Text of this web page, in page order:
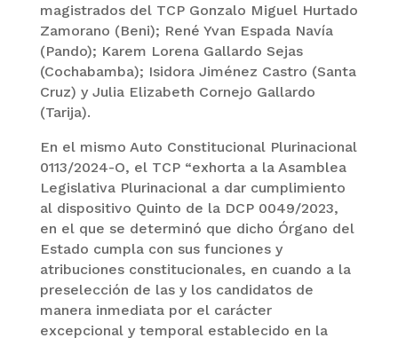
magistrados del TCP Gonzalo Miguel Hurtado
Zamorano (Beni); René Yvan Espada Navía
(Pando); Karem Lorena Gallardo Sejas
(Cochabamba); Isidora Jiménez Castro (Santa
Cruz) y Julia Elizabeth Cornejo Gallardo
(Tarija).
En el mismo Auto Constitucional Plurinacional
0113/2024-O, el TCP “exhorta a la Asamblea
Legislativa Plurinacional a dar cumplimiento
al dispositivo Quinto de la DCP 0049/2023,
en el que se determinó que dicho Órgano del
Estado cumpla con sus funciones y
atribuciones constitucionales, en cuando a la
preselección de las y los candidatos de
manera inmediata por el carácter
excepcional y temporal establecido en la